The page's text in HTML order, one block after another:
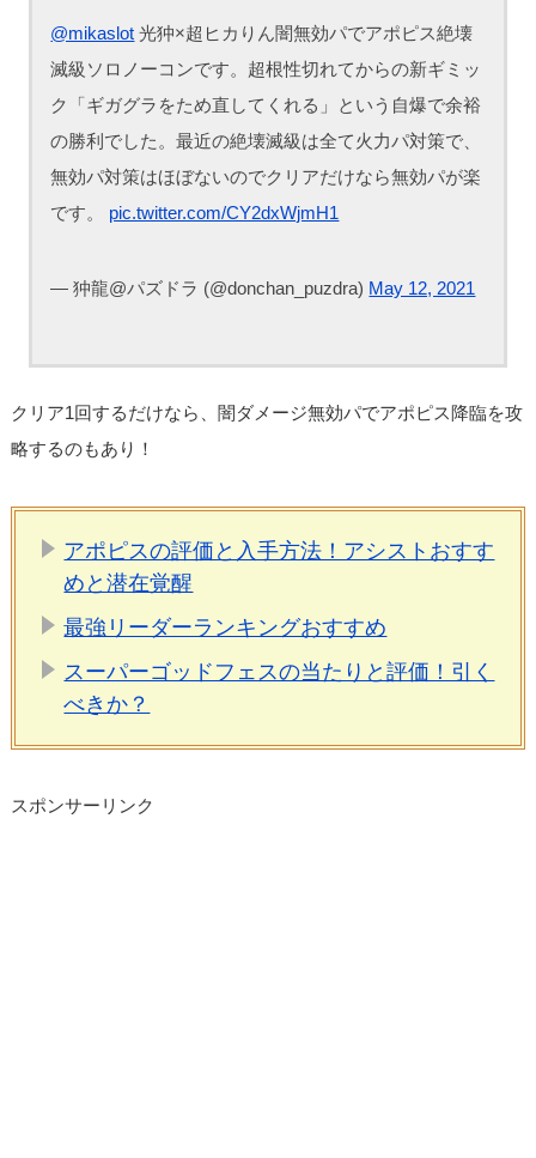
@mikaslot 光狆×超ヒカりん闇無効パでアポピス絶壊
滅級ソロノーコンです。超根性切れてからの新ギミッ
ク「ギガグラをため直してくれる」という自爆で余裕
の勝利でした。最近の絶壊滅級は全て火力パ対策で、
無効パ対策はほぼないのでクリアだけなら無効パが楽
です。 pic.twitter.com/CY2dxWjmH1
— 狆龍@パズドラ (@donchan_puzdra) May 12, 2021
クリア1回するだけなら、闇ダメージ無効パでアポピス降臨を攻
略するのもあり！
アポピスの評価と入手方法！アシストおすす
めと潜在覚醒
最強リーダーランキングおすすめ
スーパーゴッドフェスの当たりと評価！引く
べきか？
スポンサーリンク